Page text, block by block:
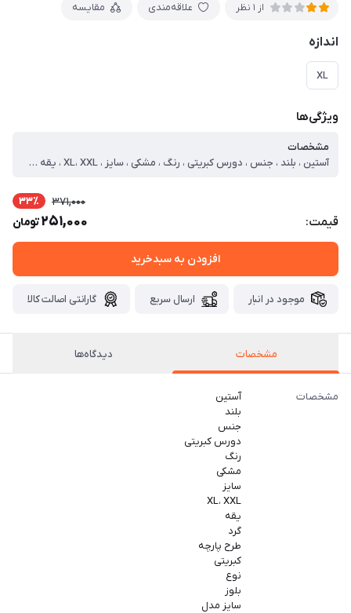
از 1 نظر علاقه‌مندی مقایسه
اندازه
XL
ویژگی‌ها
مشخصات
آستین ، بلند ، جنس ، دورس کبریتی ، رنگ ، مشکی ، سایز ، XL، XXL ، یقه ، گرد ، طرح پارچه ، کبریتی ، نوع ، بلوز ، سایز مدل ، دو ایکس لارج ، سایز ایکس لارج ، دور سینه=108 قد=70 آستین=63 ، سایز دو ایکس لارج ، دور سینه=112 قد=72 آستین=63
قیمت:
371,000 33٪
251,000تومان
افزودن به سبدخرید
موجود در انبار ارسال سریع گارانتی اصالت کالا
مشخصات دیدگاه‌ها
مشخصات
آستین
بلند
جنس
دورس کبریتی
رنگ
مشکی
سایز
XL، XXL
یقه
گرد
طرح پارچه
کبریتی
نوع
بلوز
سایز مدل